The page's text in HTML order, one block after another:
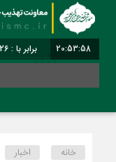
20:53:58 برابر با : Sunday - 9 August - 2026
خانه اخبار